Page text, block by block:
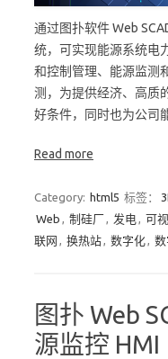
通过图扑软件 Web
统，可实现能源系统电
和控制管理、能源监测
测，为提供经济、高质
好条件，同时也为公
Read more
Category: html5 标签：
Web , 制硅厂, 发电, 可
联网 , 换热站, 数字化, 数
图扑 Web
源监控 HMI